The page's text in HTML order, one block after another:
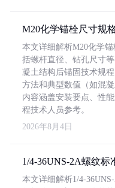
M20化学锚栓尺寸规
本文详细解析M20化学
括螺杆直径、钻孔尺寸
凝土结构后锚固技术规
方法和典型数值（如混凝
内容涵盖安装要点、性
程技术人员参考。
2026年8月4日
1/4-36UNS-2A螺纹标
本文详细解析1/4-